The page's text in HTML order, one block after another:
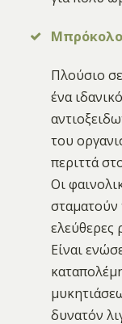
Μπρόκολο
Πλούσιο
ένα
του
περιττά
Οι
σταματούν
ελεύθερες
Είναι
δυνατόν